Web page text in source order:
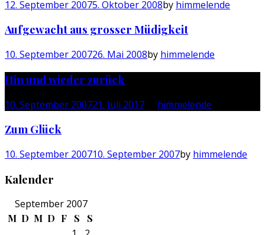
12. September 20075. Oktober 2008by himmelende
Aufgewacht aus grosser Müdigkeit
10. September 200726. Mai 2008by himmelende
Hin und wieder zurück
10. September 200721. Juli 2017 himmelende
Zum Glück
10. September 200710. September 2007by himmelende
Kalender
September 2007
M D M D F S S